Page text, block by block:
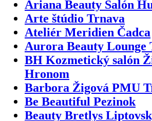
Ariana Beauty Salón
Arte štúdio Trnava
Ateliér Meridien Čadca
Aurora Beauty Lounge
BH Kozmetický salón
Hronom
Barbora Žigová PMU
Be Beautiful Pezinok
Beauty Bretlys